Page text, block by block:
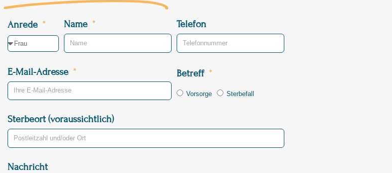
Anrede Name Telefon
E-Mail-Adresse Betreff
Vorsorge Sterbefall
Sterbeort (voraussichtlich)
Nachricht